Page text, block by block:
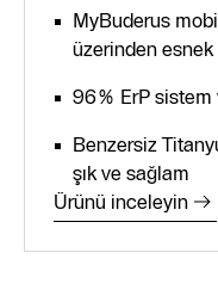
MyBuderus
üzerinden
96% ErP sistem
Benzersiz
şık ve sağlam
Ürünü inceleyin